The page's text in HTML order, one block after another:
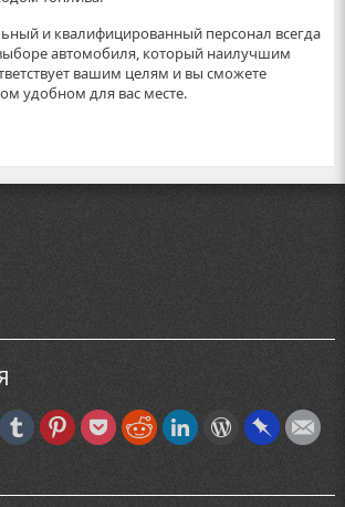
и квалифицированный персонал всегда
автомобиля, который наилучшим
вашим целям и вы сможете
удобном для вас месте.